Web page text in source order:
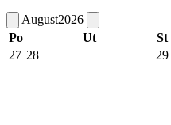
August2026
Po
Ut St
27 28 29